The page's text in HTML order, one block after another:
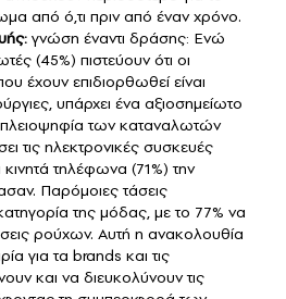
από ό,τι πριν από έναν χρόνο.
γνώση έναντι δράσης: Ενώ
(45%) πιστεύουν ότι οι
έχουν επιδιορθωθεί είναι
υπάρχει ένα αξιοσημείωτο
των καταναλωτών
τις ηλεκτρονικές συσκευές
τηλέφωνα (71%) την
Παρόμοιες τάσεις
της μόδας, με το 77% να
ρούχων. Αυτή η ανακολουθία
για τα brands και τις
και να διευκολύνουν τις